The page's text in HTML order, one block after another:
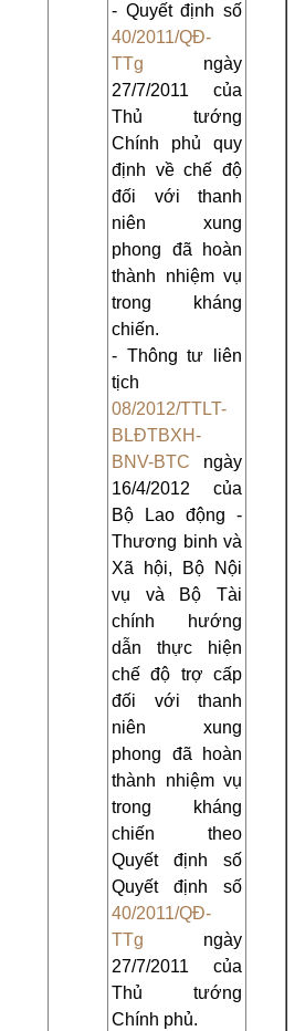
- Quyết định số
40/2011/QĐ-
TTg ngày
27/7/2011 của
Thủ tướng
Chính phủ quy
định về chế độ
đối với thanh
niên xung
phong đã hoàn
thành nhiệm vụ
trong kháng
chiến.
- Thông tư liên
tịch
08/2012/TTLT-
BLĐTBXH-
BNV-BTC ngày
16/4/2012 của
Bộ Lao động -
Thương binh và
Xã hội, Bộ Nội
vụ và Bộ Tài
chính hướng
dẫn thực hiện
chế độ trợ cấp
đối với thanh
niên xung
phong đã hoàn
thành nhiệm vụ
trong kháng
chiến theo
Quyết định số
Quyết định số
40/2011/QĐ-
TTg ngày
27/7/2011 của
Thủ tướng
Chính phủ.